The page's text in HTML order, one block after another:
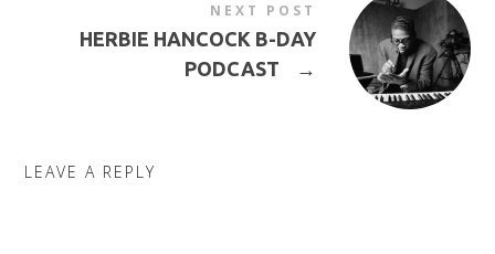
NEXT POST
HERBIE HANCOCK B-DAY
PODCAST
→
LEAVE A REPLY